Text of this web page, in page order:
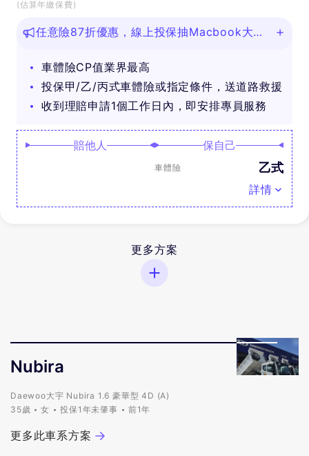
(估算年繳保費)
任意險87折優惠，線上投保抽Macbook大
車體險CP值業界最高
投保甲/乙/丙式車體險或指定條件，送道路救援
收到理賠申請1個工作日內，即安排專員服務
賠他人 保自己
車體險 乙式
詳情
更多方案
Nubira
Daewoo大宇 Nubira 1.6 豪華型 4D (A)
35歲
女 投保1年未肇事 前1年
更多此車系方案